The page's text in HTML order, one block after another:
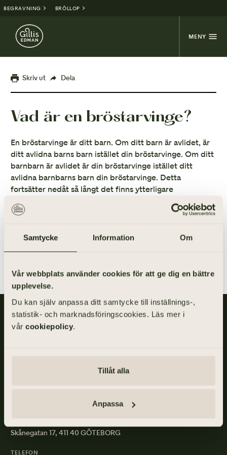
Samtycke Information Om
Vår webbplats använder cookies för att ge dig en bättre
upplevelse.
Du kan själv anpassa ditt samtycke till inställnings-,
statistik- och marknadsföringscookies. Läs mer i
vår cookiepolicy.
Tillåt alla
Anpassa
BEGRAVNING BRÖLLOP
MENY
Skriv ut Dela
Vad är en bröstarvinge?
En bröstarvinge är ditt barn. Om ditt barn är avlidet, är
ditt avlidna barns barn istället din bröstarvinge. Om ditt
barnbarn är avlidet är din bröstarvinge istället ditt
avlidna barnbarns barn din bröstarvinge. Detta
fortsätter nedåt så långt det finns ytterligare
eftersom de är de enda som har rätt till laglott.
Gillis Edman är en av Sveriges mest anlitade begravningsbyråer.
På våra kontor fördelade över hela Västsverige hjälper vi kunder
Skånegatan 17, 411 40 GÖTEBORG
TELEFON